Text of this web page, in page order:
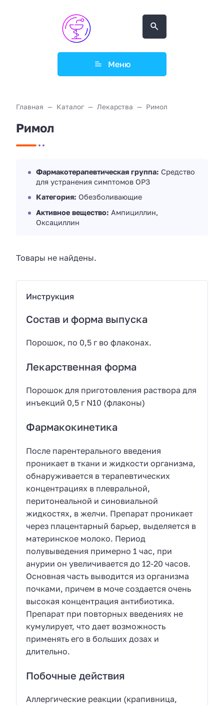
Меню
Главная Каталог Лекарства Римол
Римол
Фармакотерапевтическая группа: Средство
для устранения симптомов ОРЗ
Категория: Обезболивающие
Активное вещество: Ампициллин,
Оксациллин
Товары не найдены.
Инструкция
Состав и форма выпуска
Порошок, по 0,5 г во флаконах.
Лекарственная форма
Порошок для приготовления раствора для
инъекций 0,5 г N10 (флаконы)
Фармакокинетика
После парентерального введения
проникает в ткани и жидкости организма,
обнаруживается в терапевтических
концентрациях в плевральной,
перитонеальной и синовиальной
жидкостях, в желчи. Препарат проникает
через плацентарный барьер, выделяется в
материнское молоко. Период
полувыведения примерно 1 час, при
анурии он увеличивается до 12-20 часов.
Основная часть выводится из организма
почками, причем в моче создается очень
высокая концентрация антибиотика.
Препарат при повторных введениях не
кумулирует, что дает возможность
применять его в больших дозах и
длительно.
Побочные действия
Аллергические реакции (крапивница,